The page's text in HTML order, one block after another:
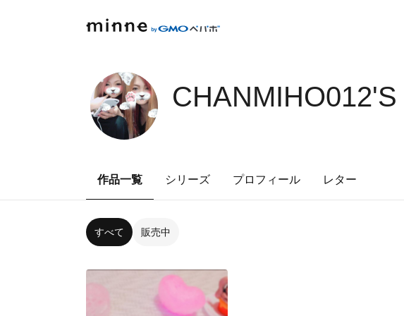
作品一覧 シリーズ プロフィール レター
すべて 販売中